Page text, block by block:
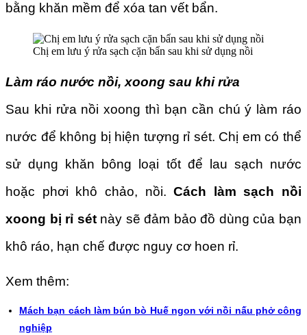
bằng khăn mềm để xóa tan vết bẩn.
Chị em lưu ý rửa sạch cặn bẩn sau khi sử dụng nồi
Làm ráo nước nồi, xoong sau khi rửa
Sau khi rửa nồi xoong thì bạn cần chú ý làm ráo
nước để không bị hiện tượng rỉ sét. Chị em có thể
sử dụng khăn bông loại tốt để lau sạch nước
hoặc phơi khô chảo, nồi.Cách làm sạch nồi
xoong bị rỉ sétnày sẽ đảm bảo đồ dùng của bạn
khô ráo, hạn chế được nguy cơ hoen rỉ.
Xem thêm:
Mách bạn cách làm bún bò Huế ngon với nồi nấu phở công
nghiệp